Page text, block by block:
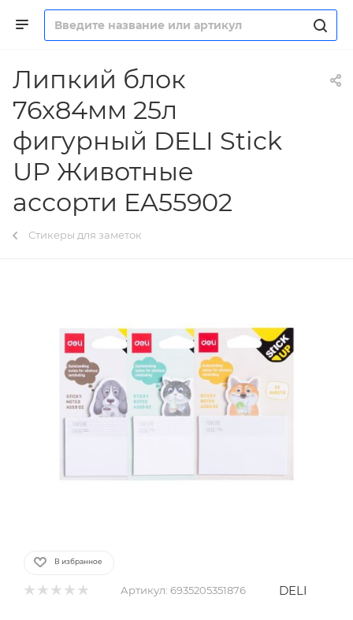
Липкий блок
76x84мм 25л
фигурный DELI Stick
UP Животные
ассорти EA55902
Стикеры для заметок
В избранное
Артикул: 6935205351876 DELI